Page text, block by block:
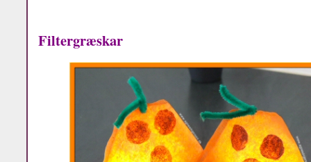
Filtergræskar